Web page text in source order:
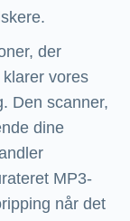
der
vores
Den scanner,
dine
MP3-
når det